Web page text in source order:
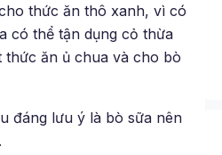
thức ăn thô xanh, vì có
có thể tận dụng cỏ thừa
thức ăn ủ chua và cho bò
đáng lưu ý là bò sữa nên